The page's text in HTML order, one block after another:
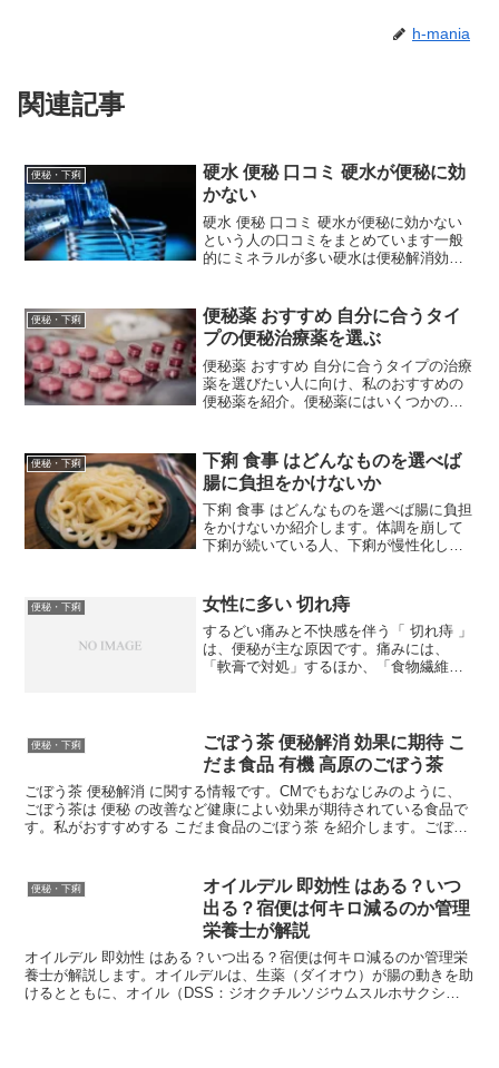
h-mania
関連記事
便秘・下痢
硬水 便秘 口コミ 硬水が便秘に効
かない
硬水 便秘 口コミ 硬水が便秘に効かない
という人の口コミをまとめています一般
的にミネラルが多い硬水は便秘解消効果
に注意すればいいのでしょうか。硬水 便
秘 口コミ 効かな...
便秘・下痢
便秘薬 おすすめ 自分に合うタイ
プの便秘治療薬を選ぶ
便秘薬 おすすめ 自分に合うタイプの治療
薬を選びたい人に向け、私のおすすめの
便秘薬を紹介。便秘薬にはいくつかの種
るので、自分に合う薬を選んで上手に使
っていくのがよいと思います。
便秘・下痢
下痢 食事 はどんなものを選べば
腸に負担をかけないか
下痢 食事 はどんなものを選べば腸に負担
をかけないか紹介します。体調を崩して
下痢が続いている人、下痢が慢性化して
困っていることです。そんな下痢 の際に
腸に負担をかけない...
便秘・下痢 女性に多い 切れ痔
するどい痛みと不快感を伴う「 切れ痔 」
は、便秘が主な原因です。痛みには、
「軟膏で対処」するほか、「食物繊維を
する際の刺激で肛門が切...
便秘・下痢
ごぼう茶 便秘解消 効果に期待 こ
だま食品 有機 高原のごぼう茶
ごぼう茶 便秘解消 に関する情報です。CMでもおなじみのように、
ごぼう茶は 便秘 の改善など健康によい効果が期待されている食品で
す。私がおすすめする こだま食品のごぼう茶 を紹介します。ごぼう
便秘・下痢
オイルデル 即効性 はある？いつ
出る？宿便は何キロ減るのか管理
栄養士が解説
オイルデル 即効性 はある？いつ出る？宿便は何キロ減るのか管理栄
養士が解説します。オイルデルは、生薬（ダイオウ）が腸の動きを助
けるとともに、オイル（DSS：ジオクチルソジウムスルホサクシネ